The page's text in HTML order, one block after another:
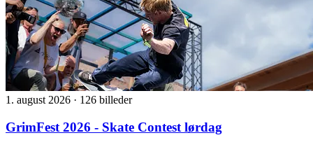
1. august 2026 · 126 billeder
GrimFest 2026 - Skate Contest lørdag